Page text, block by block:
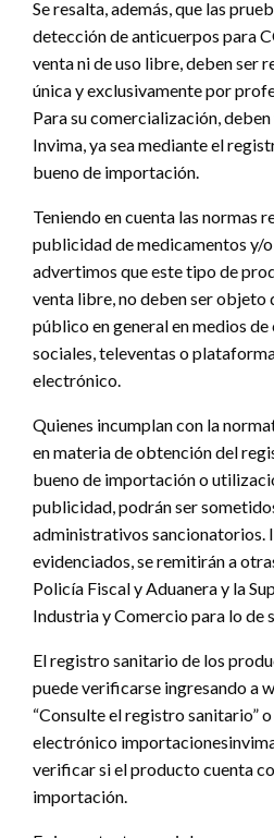
Se resalta, además, que las
detección de anticuerpos para
venta ni de uso libre, deben ser
única y exclusivamente por
Para su comercialización,
Invima, ya sea mediante el
bueno de importación.
Teniendo en cuenta las normas
publicidad de medicamentos y/
advertimos que este tipo de
venta libre, no deben ser
público en general en medios
sociales, televentas o
electrónico.
Quienes incumplan con la
en materia de obtención del
bueno de importación o
publicidad, podrán ser
administrativos sancionatorios.
evidenciados, se remitirán a
Policía Fiscal y Aduanera y la
Industria y Comercio para lo de
El registro sanitario de los
puede verificarse ingresando a
“Consulte el registro sanitario”
electrónico
verificar si el producto cuenta
importación.